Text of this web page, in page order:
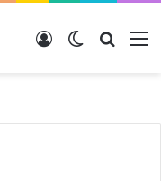
Switch skin
Войти